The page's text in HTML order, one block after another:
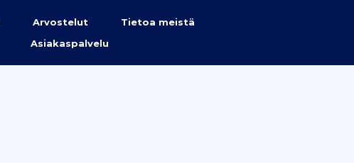
Arvostelut
Tietoa meistä
Asiakaspalvelu